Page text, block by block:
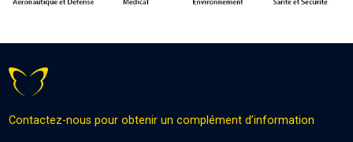
Contactez-nous pour obtenir un complément d’information